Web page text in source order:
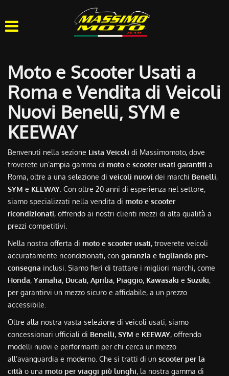
LISTA VEICOLI
OFFICINA
ACQUISTIAMO USATO
ASSISTENZA
Moto e Scooter Usati a
Roma e Vendita di Veicoli
Nuovi Benelli, SYM e
KEEWAY
Benvenuti nella sezione Lista Veicoli di Massimomoto, dove
troverete un’ampia gamma di moto e scooter usati garantiti a
Roma, oltre a una selezione di veicoli nuovi dei marchi Benelli,
SYM e KEEWAY . Con oltre 20 anni di esperienza nel settore,
siamo specializzati nella vendita di moto e scooter
ricondizionati, offrendo ai nostri clienti mezzi di alta qualità a
prezzi competitivi.
Nella nostra offerta di moto e scooter usati, troverete veicoli
accuratamente ricondizionati, con garanzia e tagliando pre-
consegna inclusi. Siamo fieri di trattare i migliori marchi, come
Honda, Yamaha, Ducati, Aprilia, Piaggio, Kawasaki e Suzuki,
per garantirvi un mezzo sicuro e affidabile, a un prezzo
accessibile.
Oltre alla nostra vasta selezione di veicoli usati, siamo
concessionari ufficiali di Benelli, SYM e KEEWAY, offrendo
modelli nuovi e performanti per chi cerca un mezzo
all’avanguardia e moderno. Che si tratti di un scooter per la
città o una moto per viaggi più lunghi, la nostra gamma di